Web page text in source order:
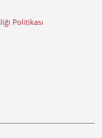
Politikası